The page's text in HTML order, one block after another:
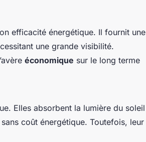
efficacité énergétique. Il fournit une
une grande visibilité.
économique sur le long terme
Elles absorbent la lumière du soleil
coût énergétique. Toutefois, leur